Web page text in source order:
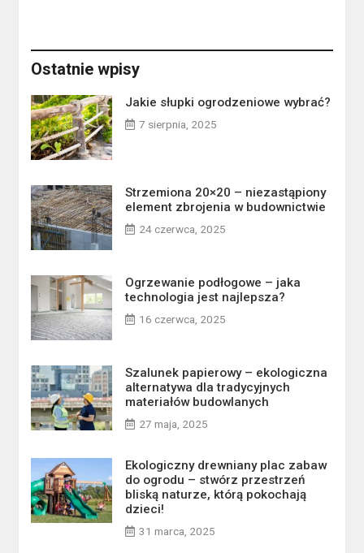
Ostatnie wpisy
Jakie słupki ogrodzeniowe wybrać?
7 sierpnia, 2025
Strzemiona 20×20 – niezastąpiony
element zbrojenia w budownictwie
24 czerwca, 2025
Ogrzewanie podłogowe – jaka
technologia jest najlepsza?
16 czerwca, 2025
Szalunek papierowy – ekologiczna
alternatywa dla tradycyjnych
materiałów budowlanych
27 maja, 2025
Ekologiczny drewniany plac zabaw
do ogrodu – stwórz przestrzeń
bliską naturze, którą pokochają
dzieci!
31 marca, 2025